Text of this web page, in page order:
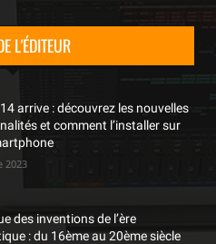
L'ÉDITEUR
arrive : découvrez les nouvelles
et comment l’installer sur
2023
des inventions de l’ère
: du 16ème au 20ème siècle